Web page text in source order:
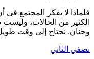
لا يفكر المجتمع
من الحالات،
نحتاج إلى وقت طويل
الثاني